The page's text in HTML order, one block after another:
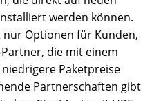
werden können.
Optionen für Kunden,
die mit einem
Paketpreise
Partnerschaften gibt